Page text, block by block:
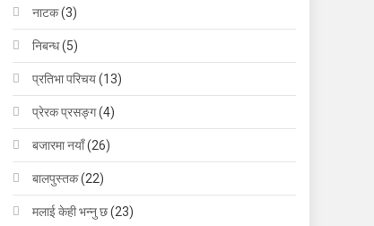
नाटक(3)
निबन्ध(5)
प्रतिभा परिचय(13)
प्रेरक प्रसङ्ग(4)
बजारमा नयाँ(26)
बालपुस्तक(22)
मलाई केही भन्नु छ(23)